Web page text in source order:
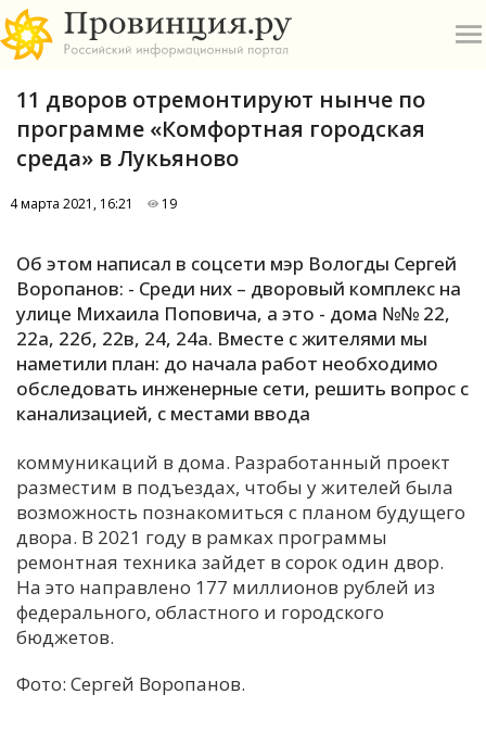
А
Б
В
Е
И
К
П
С
11 дворов отремонтируют нынче по
программе «Комфортная городская
среда» в Лукьяново
4 марта 2021, 16:21 19
Об этом написал в соцсети мэр Вологды Сергей
Воропанов: - Среди них – дворовый комплекс на
улице Михаила Поповича, а это - дома №№ 22,
22а, 22б, 22в, 24, 24а. Вместе с жителями мы
наметили план: до начала работ необходимо
обследовать инженерные сети, решить вопрос с
канализацией, с местами ввода
коммуникаций в дома. Разработанный проект
разместим в подъездах, чтобы у жителей была
возможность познакомиться с планом будущего
двора. В 2021 году в рамках программы
ремонтная техника зайдет в сорок один двор.
На это направлено 177 миллионов рублей из
федерального, областного и городского
бюджетов.
Фото: Сергей Воропанов.